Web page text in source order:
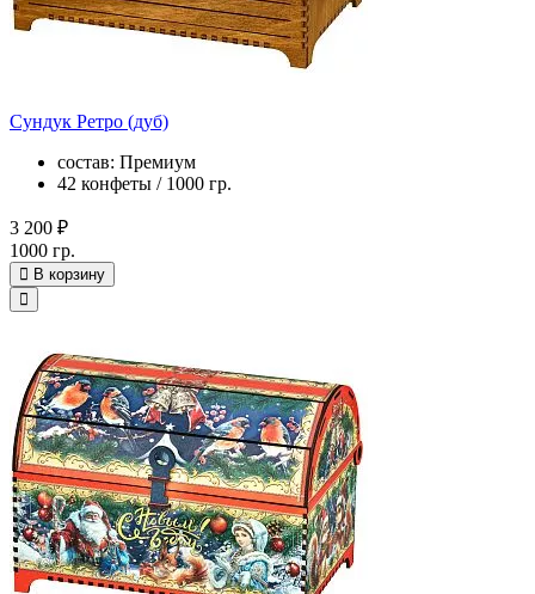
Сундук Ретро (дуб)
состав: Премиум
42 конфеты / 1000 гр.
3 200 ₽
1000 гр.
В корзину